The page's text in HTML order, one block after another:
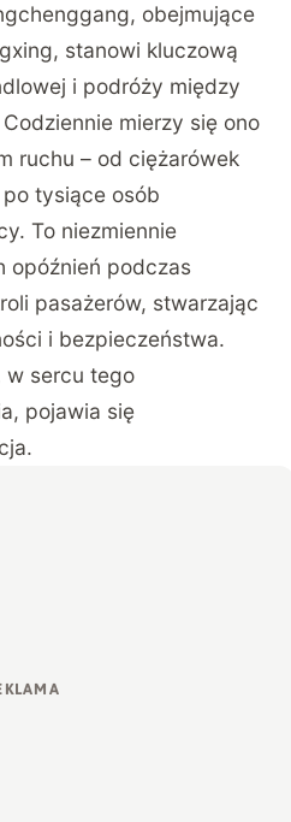
obejmujące
stanowi kluczową
i podróży między
mierzy się ono
ruchu – od ciężarówek
tysiące osób
To niezmiennie
opóźnień podczas
pasażerów, stwarzając
i bezpieczeństwa.
w sercu tego
pojawia się